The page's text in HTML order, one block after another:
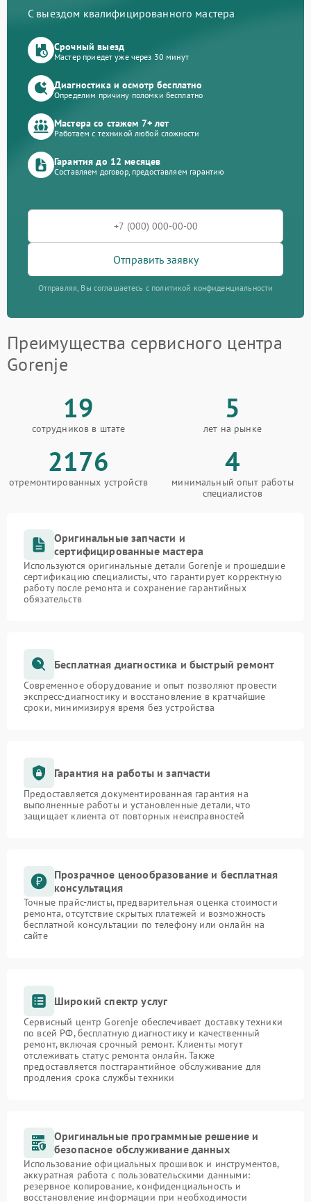
С выездом квалифицированного мастера
Срочный выезд
Мастер приедет уже через 30 минут
Диагностика и осмотр бесплатно
Определим причину поломки бесплатно
Мастера со стажем 7+ лет
Работаем с техникой любой сложности
Гарантия до 12 месяцев
Составляем договор, предоставляем гарантию
Отправить заявку
Отправляя, Вы соглашаетесь с политикой конфиденциальности
Преимущества сервисного центра
Gorenje
19
сотрудников в штате
5
лет на рынке
2176
отремонтированных устройств
4
минимальный опыт работы
специалистов
Оригинальные запчасти и
сертифицированные мастера
Используются оригинальные детали Gorenje и прошедшие
сертификацию специалисты, что гарантирует корректную
работу после ремонта и сохранение гарантийных
обязательств
Бесплатная диагностика и быстрый ремонт
Современное оборудование и опыт позволяют провести
экспресс-диагностику и восстановление в кратчайшие
сроки, минимизируя время без устройства
Гарантия на работы и запчасти
Предоставляется документированная гарантия на
выполненные работы и установленные детали, что
защищает клиента от повторных неисправностей
Прозрачное ценообразование и бесплатная
консультация
Точные прайс-листы, предварительная оценка стоимости
ремонта, отсутствие скрытых платежей и возможность
бесплатной консультации по телефону или онлайн на
сайте
Широкий спектр услуг
Сервисный центр Gorenje обеспечивает доставку техники
по всей РФ, бесплатную диагностику и качественный
ремонт, включая срочный ремонт. Клиенты могут
отслеживать статус ремонта онлайн. Также
предоставляется постгарантийное обслуживание для
продления срока службы техники
Оригинальные программные решение и
безопасное обслуживание данных
Использование официальных прошивок и инструментов,
аккуратная работа с пользовательскими данными:
резервное копирование, конфиденциальность и
восстановление информации при необходимости